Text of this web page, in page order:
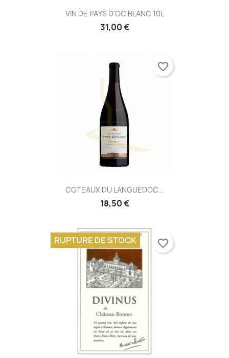
Créer une nouvelle liste
à votre liste d'envies.VIN DE PAYS D'OC BLANC 10L
31,00 €
COTEAUX DU LANGUEDOC...
18,50 €
favorite_border
RUPTURE DE STOCK favorite_border